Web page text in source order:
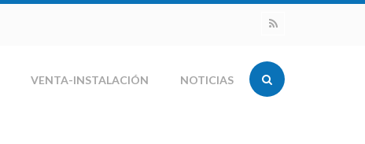
VENTA-INSTALACIÓN NOTICIAS